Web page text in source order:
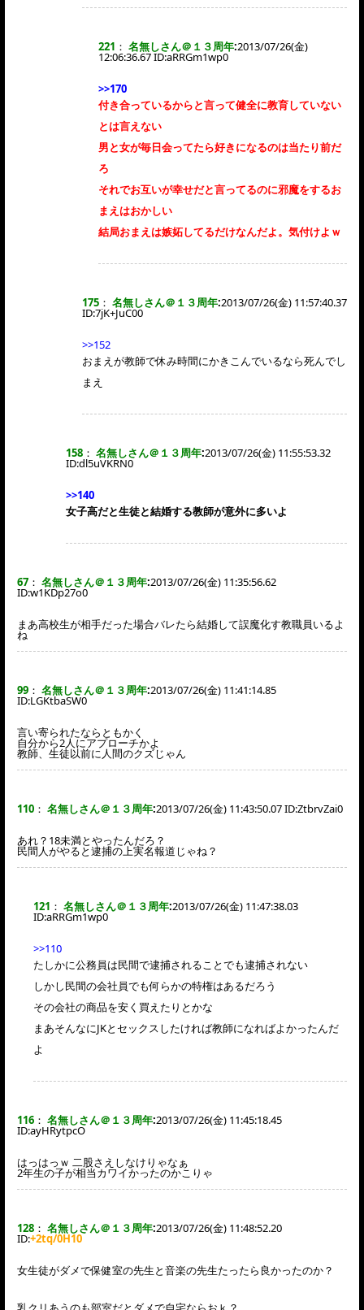
221 ： 名無しさん＠１３周年:2013/07/26(金)
12:06:36.67 ID:aRRGm1wp0
>>170
付き合っているからと言って健全に教育していない
とは言えない
男と女が毎日会ってたら好きになるのは当たり前だ
ろ
それでお互いが幸せだと言ってるのに邪魔をするお
まえはおかしい
結局おまえは嫉妬してるだけなんだよ。気付けよｗ
175 ： 名無しさん＠１３周年:2013/07/26(金) 11:57:40.37
ID:7jK+JuC00
>>152
おまえが教師で休み時間にかきこんでいるなら死んでし
まえ
158 ： 名無しさん＠１３周年:2013/07/26(金) 11:55:53.32
ID:dl5uVKRN0
>>140
女子高だと生徒と結婚する教師が意外に多いよ
67 ： 名無しさん＠１３周年:2013/07/26(金) 11:35:56.62
ID:w1KDp27o0
まあ高校生が相手だった場合バレたら結婚して誤魔化す教職員いるよ
ね
99 ： 名無しさん＠１３周年:2013/07/26(金) 11:41:14.85
ID:LGKtbaSW0
言い寄られたならともかく
自分から2人にアプローチかよ
教師、生徒以前に人間のクズじゃん
110 ： 名無しさん＠１３周年:2013/07/26(金) 11:43:50.07 ID:ZtbrvZai0
あれ？18未満とやったんだろ？
民間人がやると逮捕の上実名報道じゃね？
121 ： 名無しさん＠１３周年:2013/07/26(金) 11:47:38.03
ID:aRRGm1wp0
>>110
たしかに公務員は民間で逮捕されることでも逮捕されない
しかし民間の会社員でも何らかの特権はあるだろう
その会社の商品を安く買えたりとかな
まあそんなにJKとセックスしたければ教師になればよかったんだ
よ
116 ： 名無しさん＠１３周年:2013/07/26(金) 11:45:18.45
ID:ayHRytpcO
はっはっｗ 二股さえしなけりゃなぁ
2年生の子が相当カワイかったのかこりゃ
128 ： 名無しさん＠１３周年:2013/07/26(金) 11:48:52.20
ID:+2tq/0H10
女生徒がダメで保健室の先生と音楽の先生たったら良かったのか？